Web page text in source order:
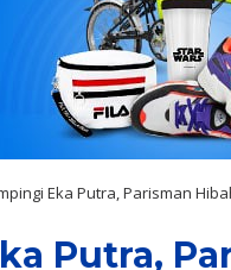
Eka Putra, Parisman
Putra,